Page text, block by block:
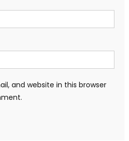
and website in this browser